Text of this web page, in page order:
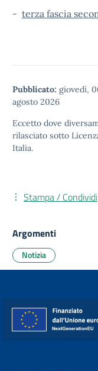
- terza fascia
Pubblicato: giovedì,
agosto 2026
Eccetto dove
rilasciato sotto
Italia.
Stampa / Condividi
Argomenti
Notizia